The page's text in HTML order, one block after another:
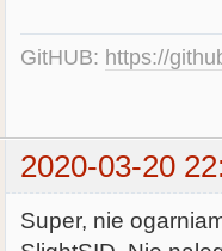
GitHUB: https://
2020-03-20
Super, nie